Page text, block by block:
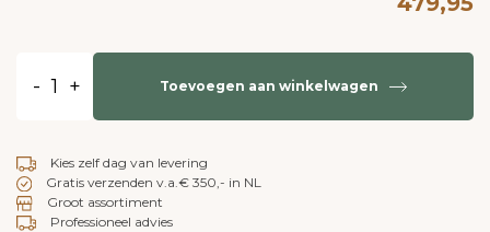
- + Toevoegen aan winkelwagen
Kies zelf dag van levering
Gratis verzenden v.a.€ 350,- in NL
Groot assortiment
Professioneel advies